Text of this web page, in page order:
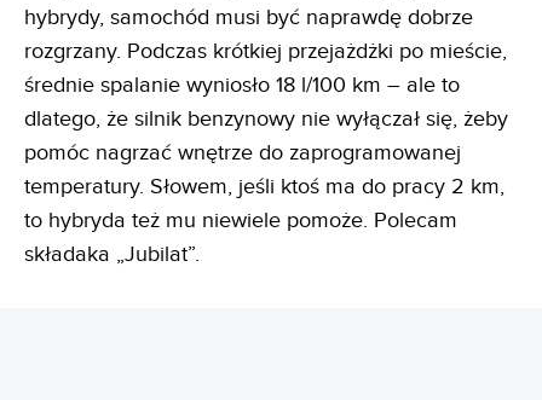
hybrydy, samochód musi być naprawdę dobrze
rozgrzany. Podczas krótkiej przejażdżki po mieście,
średnie spalanie wyniosło 18 l/100 km – ale to
dlatego, że silnik benzynowy nie wyłączał się, żeby
pomóc nagrzać wnętrze do zaprogramowanej
temperatury. Słowem, jeśli ktoś ma do pracy 2 km,
to hybryda też mu niewiele pomoże. Polecam
składaka „Jubilat”.